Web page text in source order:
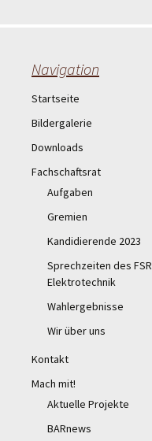
Navigation
Startseite
Bildergalerie
Downloads
Fachschaftsrat
Aufgaben
Gremien
Kandidierende 2023
Sprechzeiten des FSR
Elektrotechnik
Wahlergebnisse
Wir über uns
Kontakt
Mach mit!
Aktuelle Projekte
BARnews